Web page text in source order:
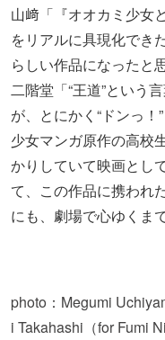
山﨑「『オオカミ少女
をリアルに具現化でき
らしい作品になったと
二階堂「“王道”という
が、とにかく“ドンっ！
少女マンガ原作の高校
かりしていて映画とし
て、この作品に携われ
にも、劇場で心ゆくま
photo：Megumi
i Takahashi（for Fumi